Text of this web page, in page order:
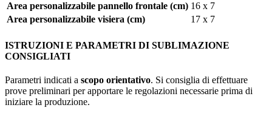
Area personalizzabile pannello frontale (cm) 16 x 7
Area personalizzabile visiera (cm)
17 x 7
ISTRUZIONI E PARAMETRI DI SUBLIMAZIONE
CONSIGLIATI
Parametri indicati a scopo orientativo. Si consiglia di effettuare
prove preliminari per apportare le regolazioni necessarie prima di
iniziare la produzione.